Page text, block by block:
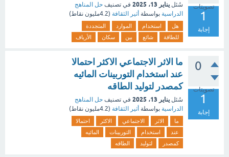
تصويتات
1
إجابة
سُئل يناير 13، 2025 في تصنيف حل المناهج
الدراسية بواسطة أثير الثقافة (4.2مليون نقاط)
هل استخدام الموارد
المتجددة
للطاقة
شائع بين سكان الأرياف
0
تصويتات
1
إجابة
ما الاثر الاجتماعي الاكثر احتمالا
عند استخدام التوربينات المائيه
كمصدر لتوليد الطاقه
سُئل يناير 13، 2025 في تصنيف حل المناهج
الدراسية بواسطة أثير الثقافة (4.2مليون نقاط)
ما الاثر الاجتماعي الاكثر
احتمالا
عند
استخدام التوربينات
المائيه
كمصدر
لتوليد الطاقه